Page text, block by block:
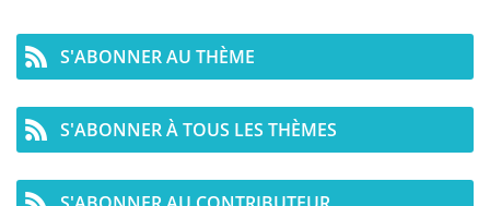
S'ABONNER AU THÈME
S'ABONNER À TOUS LES THÈMES